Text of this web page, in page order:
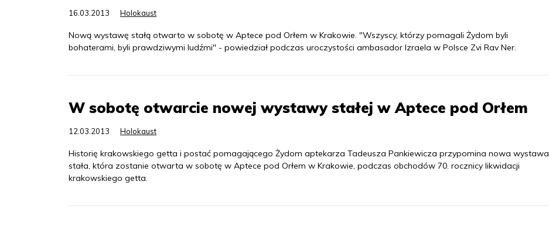
16.03.2013 Holokaust
Nową wystawę stałą otwarto w sobotę w Aptece pod Orłem w Krakowie. "Wszyscy, którzy pomagali Żydom byli
bohaterami, byli prawdziwymi ludźmi" - powiedział podczas uroczystości ambasador Izraela w Polsce Zvi Rav Ner.
W sobotę otwarcie nowej wystawy stałej w Aptece pod Orłem
12.03.2013 Holokaust
Historię krakowskiego getta i postać pomagającego Żydom aptekarza Tadeusza Pankiewicza przypomina nowa wystawa
stała, która zostanie otwarta w sobotę w Aptece pod Orłem w Krakowie, podczas obchodów 70. rocznicy likwidacji
krakowskiego getta.